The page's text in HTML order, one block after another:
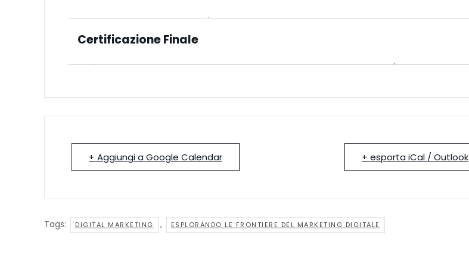
Durante questo evento, avrai l'opportunità di imparare dalle migliori menti nel campo della
DIGITAL MARKETING. I relatori saranno: • Dott.ssa Luciana Barone (Presidente Nazionale di
leader nel settore.
Certificazione Finale
Sia l'attestato di partecipazione che la certificazione per conseguire CFP (Crediti Formativi
hanno frequentato almeno l'80% della sua durata complessiva.
+ Aggiungi a Google Calendar + esporta iCal / Outlook
Tags: DIGITAL MARKETING , ESPLORANDO LE FRONTIERE DEL MARKETING DIGITALE